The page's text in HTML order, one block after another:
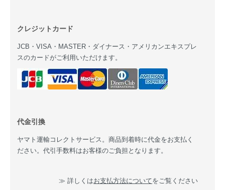
クレジットカード
JCB・VISA・MASTER・ダイナース・アメリカンエキスプレ
スのカードがご利用いただけます。
代金引換
ヤマト運輸コレクトサービス。商品到着時に代金をお支払く
ださい。代引手数料はお客様のご負担となります。
≫ 詳しくはお支払方法についてをご覧ください